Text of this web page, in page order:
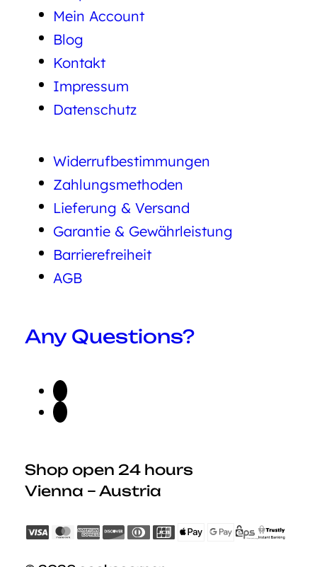
Mein Account
Blog
Kontakt
Impressum
Datenschutz
Widerrufbestimmungen
Zahlungsmethoden
Lieferung & Versand
Garantie & Gewährleistung
Barrierefreiheit
AGB
Any Questions?
Shop open 24 hours
Vienna – Austria